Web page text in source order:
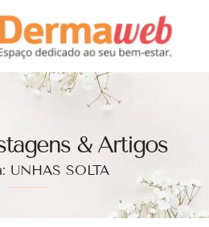
& Artigos
UNHAS SOLTA